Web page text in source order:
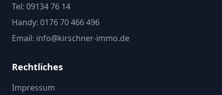
Tel: 09134 76 14
Handy: 0176 70 466 496
Email: info@kirschner-immo.de
Rechtliches
Impressum